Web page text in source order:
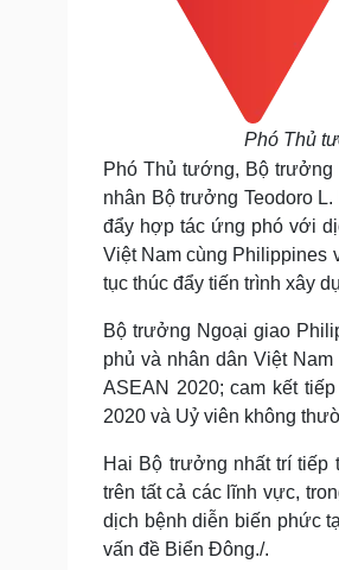
Làm đẹp - giảm cân
Phòng mạch online
Ăn sạch sống khỏe
Phó Thủ
Phó Thủ tướng, Bộ
nhân Bộ trưởng Teodoro
đẩy hợp tác ứng phó với
Việt Nam cùng Philippines
tục thúc đẩy tiến trình xây
Bộ trưởng Ngoại giao
phủ và nhân dân Việt
ASEAN 2020; cam kết
2020 và Uỷ viên không
Hai Bộ trưởng nhất trí
trên tất cả các lĩnh vực,
dịch bệnh diễn biến phức
vấn đề Biển Đông./.